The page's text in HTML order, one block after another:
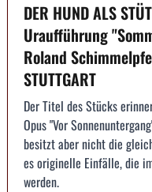
DER HUND ALS
Uraufführung
Roland
STUTTGART
Der Titel des Stücks
Opus "Vor
besitzt aber nicht die
es originelle Einfälle, die
werden.